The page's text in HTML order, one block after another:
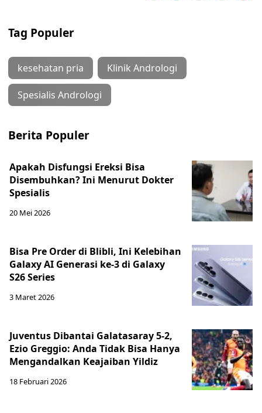
Tag Populer
kesehatan pria Klinik Andrologi
Spesialis Andrologi
Berita Populer
Apakah Disfungsi Ereksi Bisa
Disembuhkan? Ini Menurut Dokter
Spesialis
20 Mei 2026
Bisa Pre Order di Blibli, Ini Kelebihan
Galaxy AI Generasi ke-3 di Galaxy
S26 Series
3 Maret 2026
Juventus Dibantai Galatasaray 5-2,
Ezio Greggio: Anda Tidak Bisa Hanya
Mengandalkan Keajaiban Yildiz
18 Februari 2026